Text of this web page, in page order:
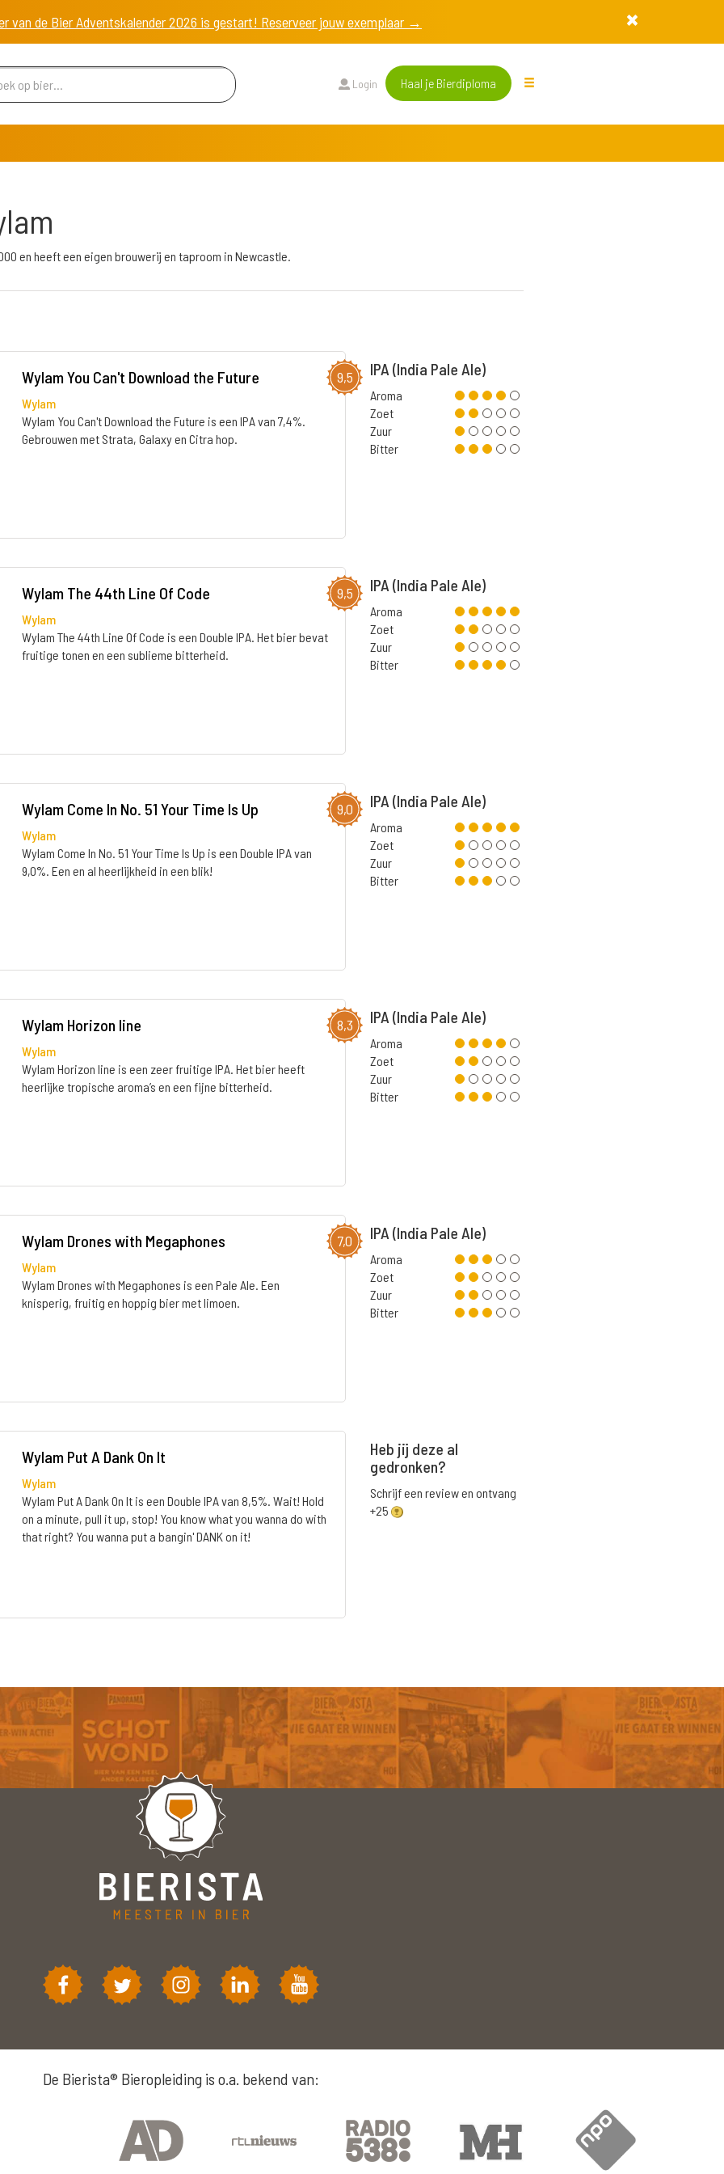
van de Bier Adventskalender 2026 is gestart! Reserveer jouw exemplaar →
Login Haal je Bierdiploma
en heeft een eigen brouwerij en taproom in Newcastle.
9,5
Wylam You Can't Download the Future
Wylam
Wylam You Can't Download the Future is een IPA van 7,4%.
Gebrouwen met Strata, Galaxy en Citra hop.
IPA (India Pale Ale)
Aroma
Zoet
Zuur
Bitter
9,5
Wylam The 44th Line Of Code
Wylam
Wylam The 44th Line Of Code is een Double IPA. Het bier bevat
fruitige tonen en een sublieme bitterheid.
IPA (India Pale Ale)
Aroma
Zoet
Zuur
Bitter
9,0
Wylam Come In No. 51 Your Time Is Up
Wylam
Wylam Come In No. 51 Your Time Is Up is een Double IPA van
9,0%. Een en al heerlijkheid in een blik!
IPA (India Pale Ale)
Aroma
Zoet
Zuur
Bitter
8,3
Wylam Horizon line
Wylam
Wylam Horizon line is een zeer fruitige IPA. Het bier heeft
heerlijke tropische aroma’s en een fijne bitterheid.
IPA (India Pale Ale)
Aroma
Zoet
Zuur
Bitter
7,0
Wylam Drones with Megaphones
Wylam
Wylam Drones with Megaphones is een Pale Ale. Een
knisperig, fruitig en hoppig bier met limoen.
IPA (India Pale Ale)
Aroma
Zoet
Zuur
Bitter
Wylam Put A Dank On It
Wylam
Wylam Put A Dank On It is een Double IPA van 8,5%. Wait! Hold
on a minute, pull it up, stop! You know what you wanna do with
that right? You wanna put a bangin' DANK on it!
Heb jij deze al
gedronken?
Schrijf een review en ontvang
+25
De Bierista® Bieropleiding is o.a. bekend van: